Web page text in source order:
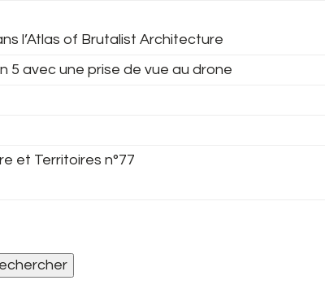
l’Atlas of Brutalist Architecture
5 avec une prise de vue au drone
et Territoires n°77